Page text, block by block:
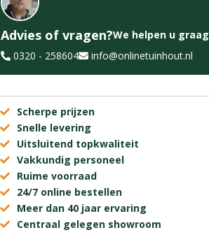
Advies of vragen?We helpen u graag
0320 - 258604
info@onlinetuinhout.nl
Scherpe prijzen
Snelle levering
Uitsluitend topkwaliteit
Vakkundig personeel
Ruime voorraad
24/7 online bestellen
Meer dan 40 jaar ervaring
Centraal gelegen showroom